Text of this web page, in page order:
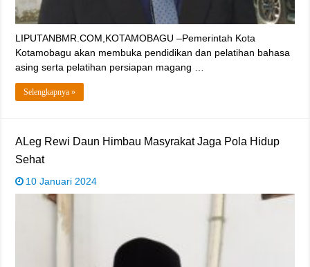
LIPUTANBMR.COM,KOTAMOBAGU –Pemerintah Kota
Kotamobagu akan membuka pendidikan dan pelatihan bahasa
asing serta pelatihan persiapan magang …
Selengkapnya »
ALeg Rewi Daun Himbau Masyrakat Jaga Pola Hidup
Sehat
10 Januari 2024